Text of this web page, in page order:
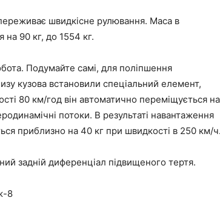
швидкісне рулювання. Маса в
на 90 кг, до 1554 кг.
Подумайте самі, для поліпшення
кузова встановили спеціальний елемент,
80 км/год він автоматично переміщується на
потоки. В результаті навантаження
приблизно на 40 кг при швидкості в 250 км/ч.
задній диференціал підвищеного тертя.
8